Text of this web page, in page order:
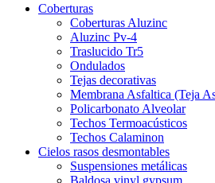
Coberturas
Coberturas Aluzinc
Aluzinc Pv-4
Traslucido Tr5
Ondulados
Tejas decorativas
Membrana Asfaltica (Teja
Policarbonato Alveolar
Techos Termoacústicos
Techos Calaminon
Cielos rasos desmontables
Suspensiones metálicas
Baldosa vinyl gypsum